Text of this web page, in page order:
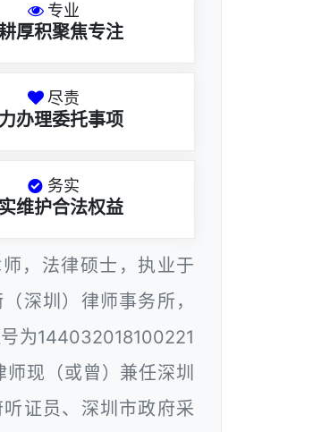
专业
厚积聚焦专注
尽责
办理委托事项
务实
维护合法权益
，法律硕士，执业于
深圳）律师事务所，
为144032018100221
现（或曾）兼任深圳
证员、深圳市政府采